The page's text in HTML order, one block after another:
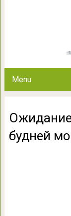
Menu
будней